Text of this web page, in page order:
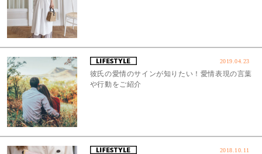
2019.04.23
彼氏の愛情のサインが知りたい！愛情表現の言葉
や行動をご紹介
2018.10.11